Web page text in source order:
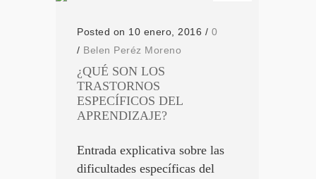
Posted on 10 enero, 2016 / 0
/ Belen Peréz Moreno
¿QUÉ SON LOS
TRASTORNOS
ESPECÍFICOS DEL
APRENDIZAJE?
Entrada explicativa sobre las
dificultades específicas del